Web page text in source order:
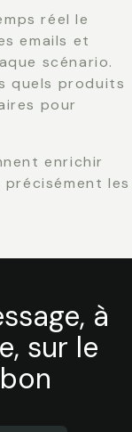
réel le
emails et
scénario.
quels produits
pour
enrichir
les
à
sur le